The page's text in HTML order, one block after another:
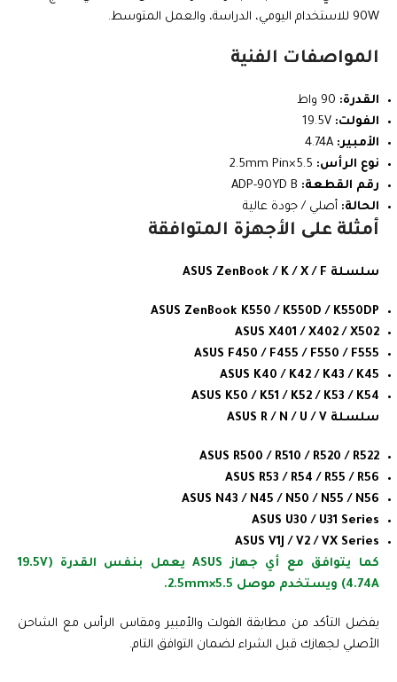
90W للاستخدام اليومي، الدراسة، والعمل المتوسط.
المواصفات الفنية
القدرة:
الفولت:
الأمبير:
نوع الرأس:
رقم القطعة:
الحالة: أصلي / جودة عالية
أمثلة على الأجهزة المتوافقة
سلسلة ASUS ZenBook / K / X / F
ASUS ZenBook K550 / K550D / K550DP
ASUS X401 / X402 / X502
ASUS F450 / F455 / F550 / F555
ASUS K40 / K42 / K43 / K45
ASUS K50 / K51 / K52 / K53 / K54
سلسلة ASUS R / N / U / V
ASUS R500 / R510 / R520 / R522
ASUS R53 / R54 / R55 / R56
ASUS N43 / N45 / N50 / N55 / N56
ASUS U30 / U31 Series
ASUS V1J / V2 / VX Series
كما يتوافق مع أي جهاز ASUS يعمل بنفس القدرة (19.5V
4.74A) ويستخدم موصل 5.5×2.5mm.
يفضل التأكد من مطابقة الفولت والأمبير ومقاس الرأس مع الشاحن
الأصلي لجهازك قبل الشراء لضمان التوافق التام.